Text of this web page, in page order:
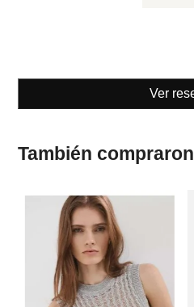
Ver
También compraron